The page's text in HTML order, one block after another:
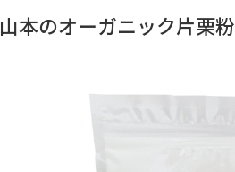
山本のオーガニック片栗粉